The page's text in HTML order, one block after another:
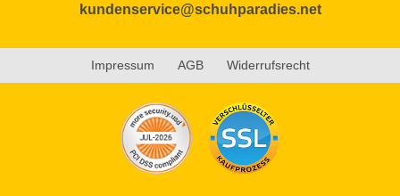
kundenservice@schuhparadies.net
Impressum AGB Widerrufsrecht